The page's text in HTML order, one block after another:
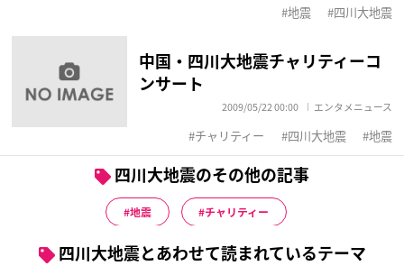
地震 四川大地震
中国・四川大地震チャリティーコ
ンサート
2009/05/22 00:00 エンタメニュース
チャリティー 四川大地震 地震
四川大地震のその他の記事
地震 チャリティー
四川大地震とあわせて読まれているテーマ